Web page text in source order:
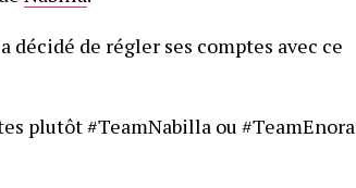
décidé de régler ses comptes avec ce
plutôt #TeamNabilla ou #TeamEnora